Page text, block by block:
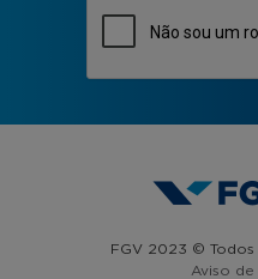
FGV 2023 ©
Aviso